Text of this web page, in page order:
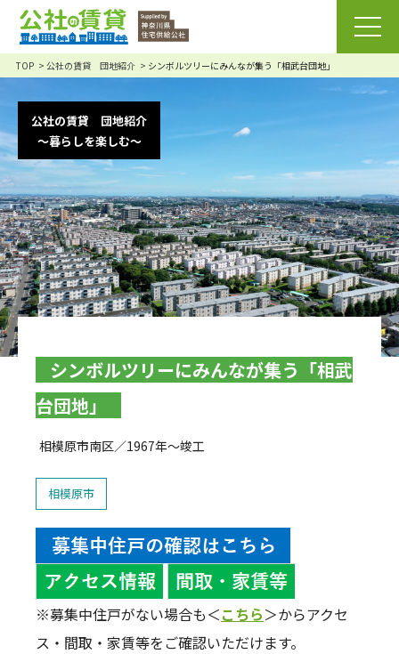
TOP 公社の賃貸 団地紹介 シンボルツリーにみんなが集う「相武台団地」
公社の賃貸 団地紹介
～暮らしを楽しむ～
シンボルツリーにみんなが集う「相武
台団地」
相模原市南区／1967年～竣工
相模原市
※募集中住戸がない場合も＜こちら＞からアクセ
ス・間取・家賃等をご確認いただけます。